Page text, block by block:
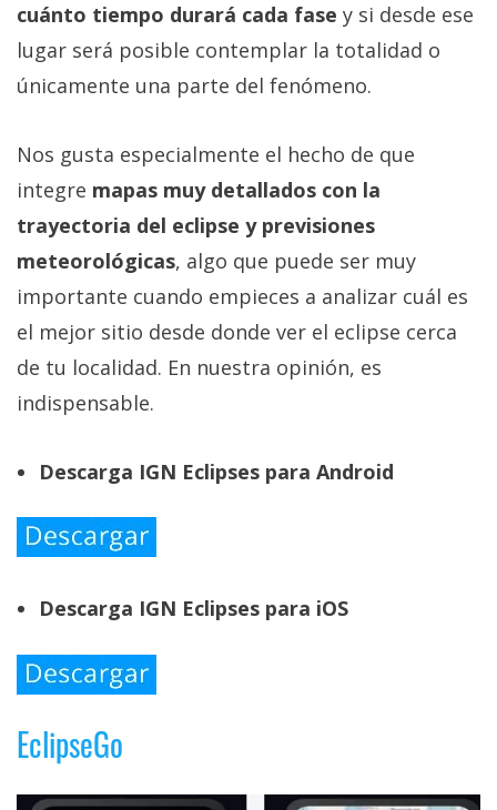
cuánto tiempo durará cada fase y si desde ese
lugar será posible contemplar la totalidad o
únicamente una parte del fenómeno.
Nos gusta especialmente el hecho de que
integre mapas muy detallados con la
trayectoria del eclipse y previsiones
meteorológicas, algo que puede ser muy
importante cuando empieces a analizar cuál es
el mejor sitio desde donde ver el eclipse cerca
de tu localidad. En nuestra opinión, es
indispensable.
Descarga IGN Eclipses para Android
Descarga IGN Eclipses para iOS
EclipseGo